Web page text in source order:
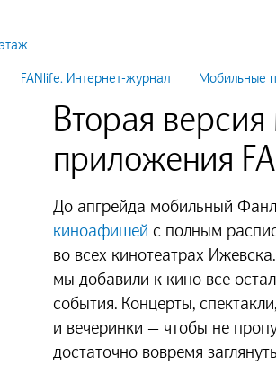
FANlife. Интернет-журнал Мобильные
Вторая
приложения
До апгрейда мобильный
киноафишей с полным
во всех кинотеатрах
мы добавили к кино все
события. Концерты,
и вечеринки — чтобы не
достаточно вовремя